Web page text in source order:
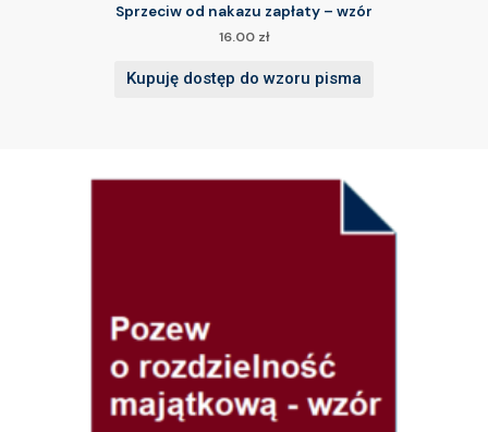
Sprzeciw od nakazu zapłaty – wzór
16.00 zł
Kupuję dostęp do wzoru pisma